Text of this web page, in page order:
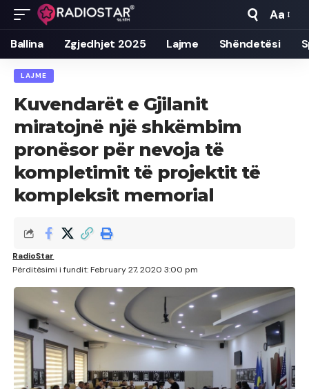
Font
Resizer
Aa
Ballina Zgjedhjet 2025 Lajme Shëndetësi
LAJME
Kuvendarët e Gjilanit
miratojnë një shkëmbim
pronësor për nevoja të
kompletimit të projektit të
kompleksit memorial
Përditësimi i fundit: February 27, 2020 3:00 pm
RadioStar